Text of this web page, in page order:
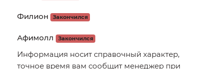
Филион Закончился
Афимолл Закончился
Информация носит справочный характер,
точное время вам сообщит менеджер при